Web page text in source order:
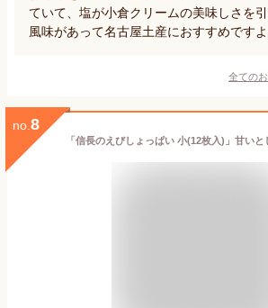
ていて、塩が小倉クリームの美味しさを
風味があって名古屋土産におすすめですよ
全ての
no. 8